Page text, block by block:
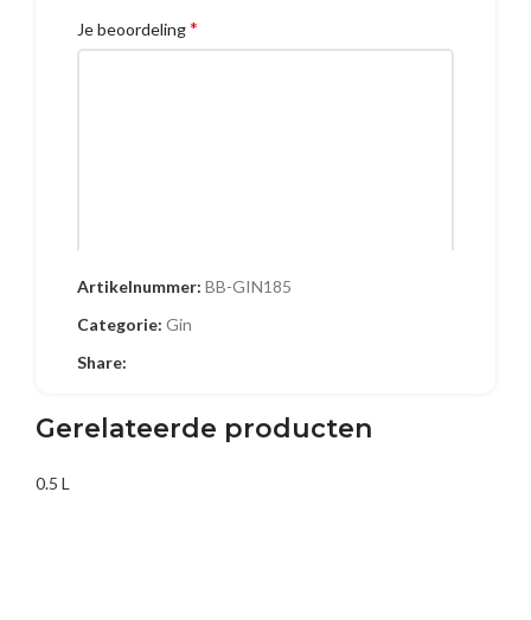
Je beoordeling*
E-mail
Artikelnummer: BB-GIN185
Categorie: Gin
Share:
Gerelateerde producten
0.5 L